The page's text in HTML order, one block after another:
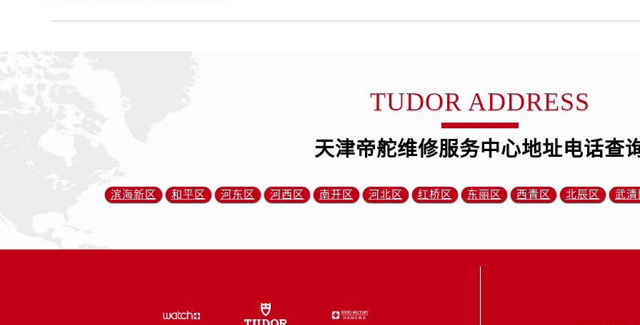
内蒙古自治区乌海市海勃湾区人民南路帝舵售后服务中心（需提前预约）
内蒙古自治区乌兰察布市集宁区恩和大街帝舵售后服务中心（需提前预约）
内蒙古自治区锡林郭勒盟市锡林浩特市光明街与额尔敦路交叉口帝舵售后服务中心（需提前预约）
山西省大同市平城区迎宾街帝舵售后服务中心（需提前预约）
山西省晋城市城区黄华街帝舵售后服务中心（需提前预约）
山西省吕梁市离石区永宁中路与建设街交叉口帝舵售后服务中心（需提前预约）
山西省忻州市忻府区和平东街与七一南路交叉口帝舵售后服务中心（需提前预约）
TUDOR ADDRESS
天津帝舵维修服务中心地址电话查
滨海新区 和平区 河东区 河西区 南开区 河北区 红桥区 东丽区 西青区 北辰区 武清